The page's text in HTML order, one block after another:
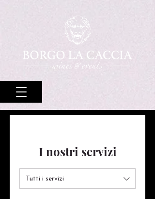
I nostri servizi
Tutti i servizi